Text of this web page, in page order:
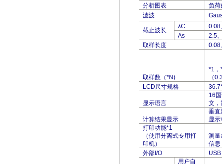
分析图表
负荷
滤波
截止波长
λC 0.08
Λs
2.5
取样长度
0.08
取样数（*N)
*1
（
LCD尺寸规格
显示语言
16
文，
计算结果显示
垂直
显
打印功能*1
（使用分离式专用打
印机）
测量
信息
外部I/O
用户自